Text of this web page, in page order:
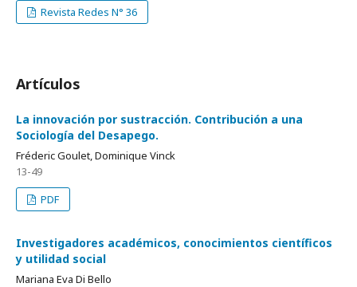
Revista Redes N° 36
Artículos
La innovación por sustracción. Contribución a una
Sociología del Desapego.
Fréderic Goulet, Dominique Vinck
13-49
PDF
Investigadores académicos, conocimientos científicos
y utilidad social
Mariana Eva Di Bello